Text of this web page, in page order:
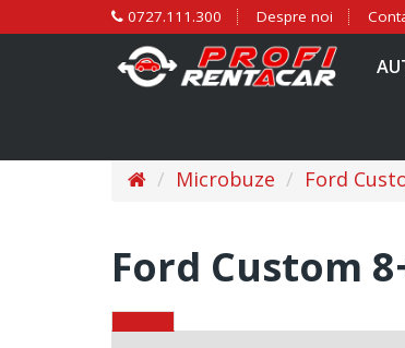
0727.111.300 Despre noi
Microbuze Ford
Ford Custom